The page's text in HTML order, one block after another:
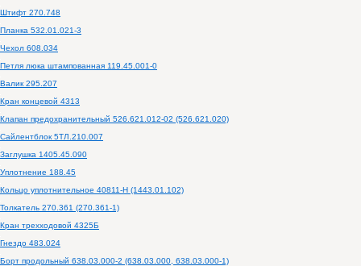
Штифт 270.748
Планка 532.01.021-3
Чехол 608.034
Петля люка штампованная 119.45.001-0
Валик 295.207
Кран концевой 4313
Клапан предохранительный 526.621.012-02 (526.621.020)
Сайлентблок 5ТЛ.210.007
Заглушка 1405.45.090
Уплотнение 188.45
Кольцо уплотнительное 40811-Н (1443.01.102)
Толкатель 270.361 (270.361-1)
Кран трехходовой 4325Б
Гнездо 483.024
Борт продольный 638.03.000-2 (638.03.000, 638.03.000-1)